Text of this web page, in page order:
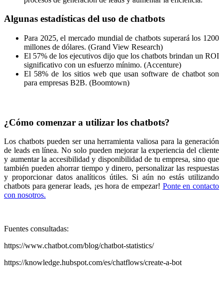
Algunas estadísticas del uso de chatbots
Para 2025, el mercado mundial de chatbots superará los 1200
millones de dólares. (Grand View Research)
El 57% de los ejecutivos dijo que los chatbots brindan un ROI
significativo con un esfuerzo mínimo. (Accenture)
El 58% de los sitios web que usan software de chatbot son
para empresas B2B. (Boomtown)
¿Cómo comenzar a utilizar los chatbots?
Los chatbots pueden ser una herramienta valiosa para la generación
de leads en línea. No solo pueden mejorar la experiencia del cliente
y aumentar la accesibilidad y disponibilidad de tu empresa, sino que
también pueden ahorrar tiempo y dinero, personalizar las respuestas
y proporcionar datos analíticos útiles. Si aún no estás utilizando
chatbots para generar leads, ¡es hora de empezar! Ponte en contacto
con nosotros.
Fuentes consultadas:
https://www.chatbot.com/blog/chatbot-statistics/
https://knowledge.hubspot.com/es/chatflows/create-a-bot